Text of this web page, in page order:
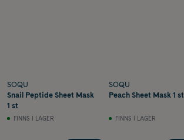
SOQU
Snail Peptide Sheet Mask
1 st
FINNS I LAGER
SOQU
Peach Sheet Mask 1 st
FINNS I LAGER